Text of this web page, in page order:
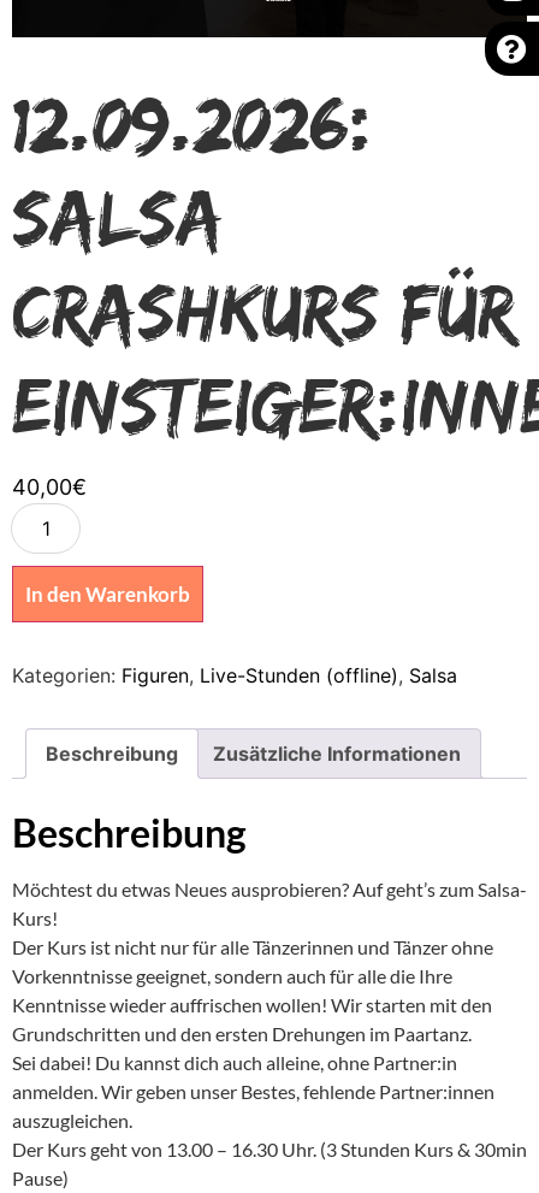
12.09.2026:
Salsa
Crashkurs für
40,00€
In den Warenkorb
Kategorien: Figuren, Live-Stunden (offline), Salsa
Beschreibung Zusätzliche Informationen
Beschreibung
Möchtest du etwas Neues ausprobieren? Auf geht’s zum Salsa-
Kurs!
Der Kurs ist nicht nur für alle Tänzerinnen und Tänzer ohne
Vorkenntnisse geeignet, sondern auch für alle die Ihre
Kenntnisse wieder auffrischen wollen! Wir starten mit den
Grundschritten und den ersten Drehungen im Paartanz.
Sei dabei! Du kannst dich auch alleine, ohne Partner:in
anmelden. Wir geben unser Bestes, fehlende Partner:innen
auszugleichen.
Der Kurs geht von 13.00 – 16.30 Uhr. (3 Stunden Kurs & 30min
Pause)